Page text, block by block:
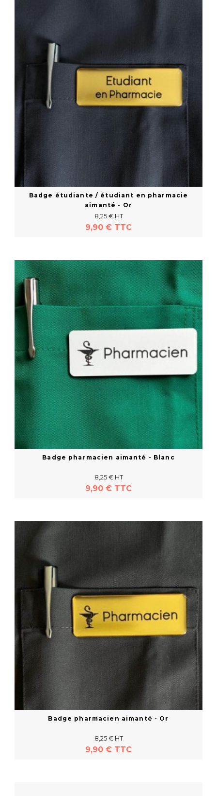
En savoir plus
Badge étudiante / étudiant en pharmacie
aimanté - Or
8,25 € HT
9,90 € TTC
Badge pharmacien aimanté - Blanc
8,25 € HT
9,90 € TTC
Badge pharmacien aimanté - Or
8,25 € HT
9,90 € TTC